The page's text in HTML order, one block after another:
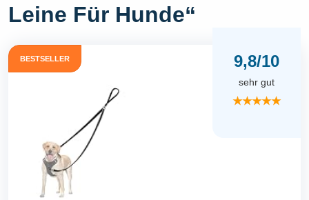
Leine Für Hunde“
BESTSELLER 9,8/10
sehr gut
★★★★★